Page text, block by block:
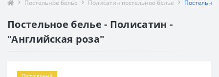
Постельное белье Полисатин постельное белье
Постельное белье - Полисатин -
"Английская роза"
Популярный